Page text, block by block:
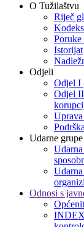
O Tužilaštvu
Riječ
Poruke
Istorijat
Odjeli
Odjel I
Odjel
Udarne grupe
Odnosi s